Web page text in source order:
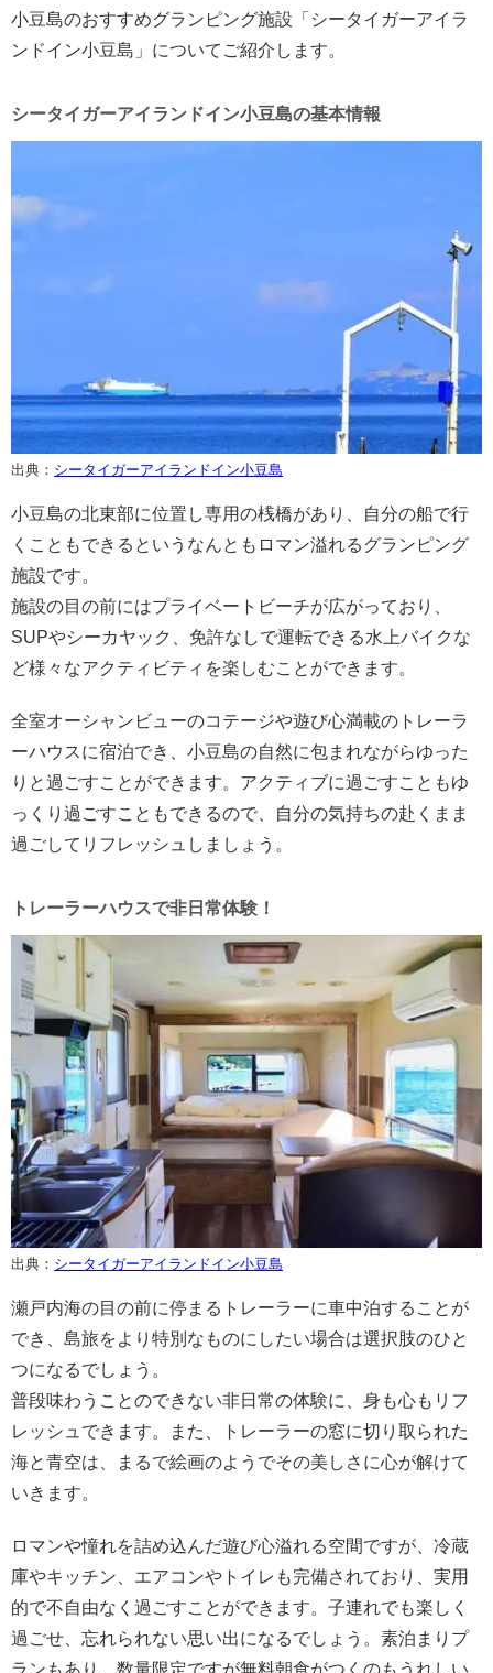
小豆島のおすすめグランピング施設「シータイガーアイラ
ンドイン小豆島」についてご紹介します。
シータイガーアイランドイン小豆島の基本情報
出典： シータイガーアイランドイン小豆島
小豆島の北東部に位置し専用の桟橋があり、自分の船で行
くこともできるというなんともロマン溢れるグランピング
施設です。
施設の目の前にはプライベートビーチが広がっており、
SUPやシーカヤック、免許なしで運転できる水上バイクな
ど様々なアクティビティを楽しむことができます。
全室オーシャンビューのコテージや遊び心満載のトレーラ
ーハウスに宿泊でき、小豆島の自然に包まれながらゆった
りと過ごすことができます。アクティブに過ごすこともゆ
っくり過ごすこともできるので、自分の気持ちの赴くまま
過ごしてリフレッシュしましょう。
トレーラーハウスで非日常体験！
出典： シータイガーアイランドイン小豆島
瀬戸内海の目の前に停まるトレーラーに車中泊することが
でき、島旅をより特別なものにしたい場合は選択肢のひと
つになるでしょう。
普段味わうことのできない非日常の体験に、身も心もリフ
レッシュできます。また、トレーラーの窓に切り取られた
海と青空は、まるで絵画のようでその美しさに心が解けて
いきます。
ロマンや憧れを詰め込んだ遊び心溢れる空間ですが、冷蔵
庫やキッチン、エアコンやトイレも完備されており、実用
的で不自由なく過ごすことができます。子連れでも楽しく
過ごせ、忘れられない思い出になるでしょう。素泊まりプ
ランもあり、数量限定ですが無料朝食がつくのもうれしい